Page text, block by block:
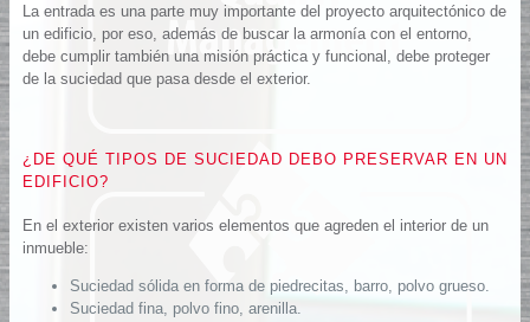
La entrada es una parte muy importante del proyecto arquitectónico de
un edificio, por eso, además de buscar la armonía con el entorno,
debe cumplir también una misión práctica y funcional, debe proteger
de la suciedad que pasa desde el exterior.
¿DE QUÉ TIPOS DE SUCIEDAD DEBO PRESERVAR EN UN
EDIFICIO?
En el exterior existen varios elementos que agreden el interior de un
inmueble:
Suciedad sólida en forma de piedrecitas, barro, polvo grueso.
Suciedad fina, polvo fino, arenilla.